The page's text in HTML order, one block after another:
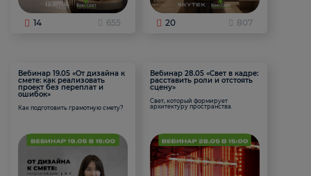
14 655 20 807
Вебинар 19.05 «От дизайна к
смете: как реализовать
проект без переплат и
ошибок»
Как подготовить грамотную смету?
Вебинар 28.05 «Свет в кадре:
расставить роли и отстоять
сцену»
Свет, который формирует
архитектуру пространства.